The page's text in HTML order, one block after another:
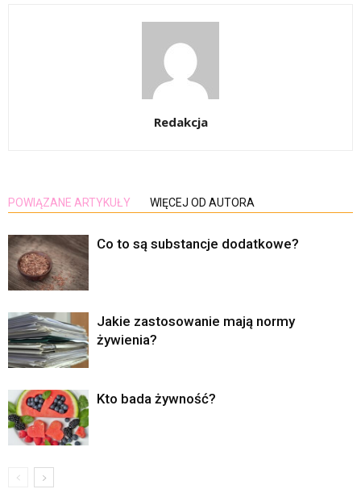
Redakcja
POWIĄZANE ARTYKUŁY WIĘCEJ OD AUTORA
Co to są substancje dodatkowe?
Jakie zastosowanie mają normy
żywienia?
Kto bada żywność?